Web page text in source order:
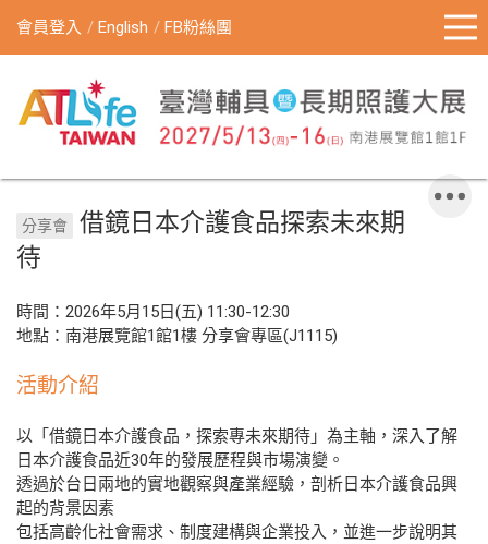
會員登入 English FB粉絲團
分享會
借鏡日本介護食品探索未來期
待
時間：2026年5月15日(五) 11:30-12:30
地點：南港展覽館1館1樓 分享會專區(J1115)
活動介紹
以「借鏡日本介護食品，探索專未來期待」為主軸，深入了解
日本介護食品近30年的發展歷程與市場演變。
透過於台日兩地的實地觀察與產業經驗，剖析日本介護食品興
起的背景因素
包括高齡化社會需求、制度建構與企業投入，並進一步說明其